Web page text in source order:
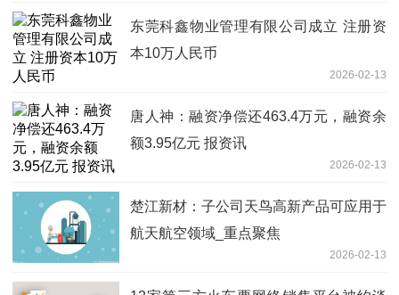
垒，从而带动公司2025年度综合毛利率
同比提高
东莞科鑫物业管理有限公司成立 注册资
本10万人民币
2026-02-13
唐人神：融资净偿还463.4万元，融资余
额3.95亿元 报资讯
2026-02-13
楚江新材：子公司天鸟高新产品可应用于
航天航空领域_重点聚焦
2026-02-13